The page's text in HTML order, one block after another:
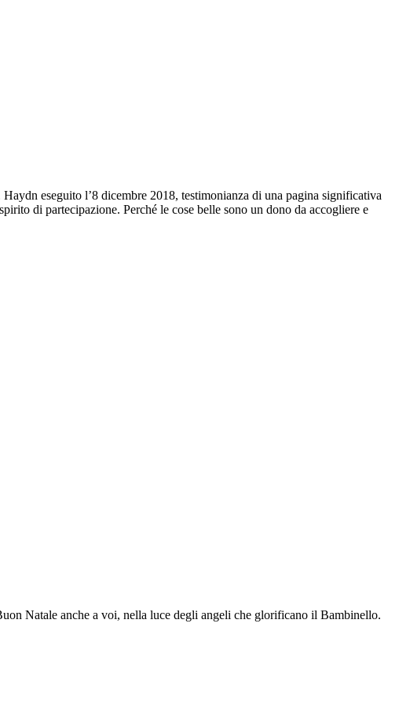
eseguito l’8 dicembre 2018, testimonianza di una pagina significativa
di partecipazione. Perché le cose belle sono un dono da accogliere e
Natale anche a voi, nella luce degli angeli che glorificano il Bambinello.